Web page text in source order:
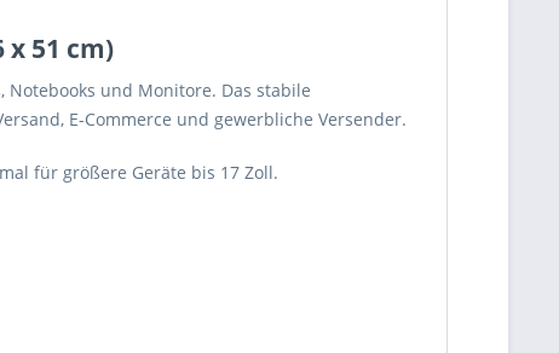
51 cm)
und Monitore. Das stabile
E-Commerce und gewerbliche Versender.
für größere Geräte bis 17 Zoll.